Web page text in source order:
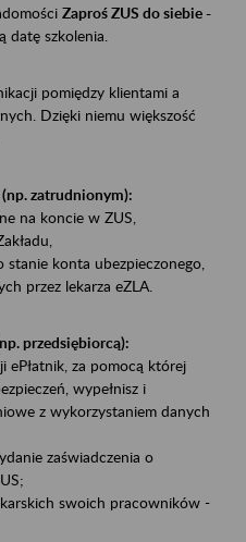
Zaproś ZUS do siebie -
datę szkolenia.
pomiędzy klientami a
Dzięki niemu większość
(np. zatrudnionym):
na koncie w ZUS,
konta ubezpieczonego,
przez lekarza eZLA.
przedsiębiorcą):
za pomocą której
wypełnisz i
z wykorzystaniem danych
zaświadczenia o
swoich pracowników -